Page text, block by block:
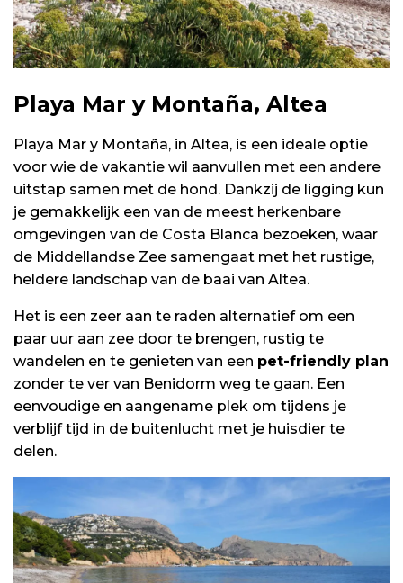
Playa Mar y Montaña, Altea
Playa Mar y Montaña, in Altea, is een ideale optie
voor wie de vakantie wil aanvullen met een andere
uitstap samen met de hond. Dankzij de ligging kun
je gemakkelijk een van de meest herkenbare
omgevingen van de Costa Blanca bezoeken, waar
de Middellandse Zee samengaat met het rustige,
heldere landschap van de baai van Altea.
Het is een zeer aan te raden alternatief om een
paar uur aan zee door te brengen, rustig te
wandelen en te genieten van een pet-friendly plan
zonder te ver van Benidorm weg te gaan. Een
eenvoudige en aangename plek om tijdens je
verblijf tijd in de buitenlucht met je huisdier te
delen.